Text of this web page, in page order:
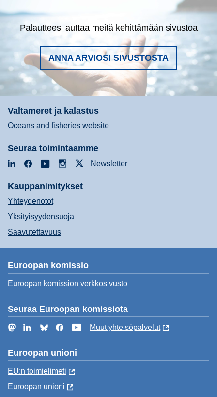
Palautteesi auttaa meitä kehittämään sivustoa
ANNA ARVIOSI SIVUSTOSTA
Valtameret ja kalastus
Oceans and fisheries website
Seuraa toimintaamme
LinkedInFacebookYouTubeInstagramNewsletter
Kauppanimitykset
Yhteydenotot
Yksityisyydensuoja
Saavutettavuus
Euroopan komissio
Euroopan komission verkkosivusto
Seuraa Euroopan komissiota
MastodonLinkedInBlueskyFacebookYouTube
Muut yhteisöpalvelut
Euroopan unioni
EU:n toimielimeti
Euroopan unioni